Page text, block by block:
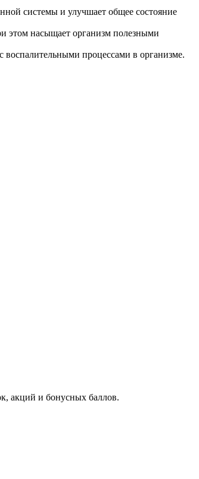
системы и улучшает общее состояние
этом насыщает организм полезными
процессами в организме.
акций и бонусных баллов.